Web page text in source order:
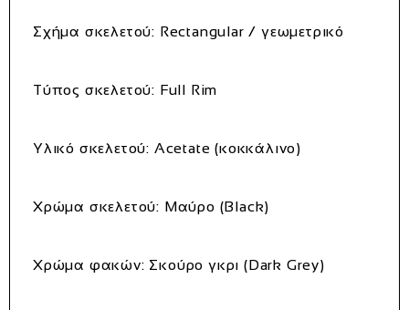
Σχήμα σκελετού: Rectangular / γεωμετρικό
Τύπος σκελετού: Full Rim
Υλικό σκελετού: Acetate (κοκκάλινο)
Χρώμα σκελετού: Μαύρο (Black)
Χρώμα φακών: Σκούρο γκρι (Dark Grey)